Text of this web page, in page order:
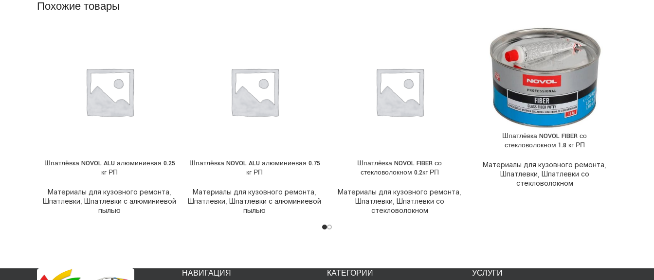
Похожие товары
ПОДРОБНЕЕ
Шпатлёвка NOVOL ALU алюминиевая 0.25
кг РП
Материалы для кузовного ремонта
Шпатлевки Шпатлевки с алюминиевой
пылью
ПОДРОБНЕЕ
Шпатлёвка NOVOL ALU алюминиевая 0.75
кг РП
Материалы для кузовного ремонта
Шпатлевки Шпатлевки с алюминиевой
пылью
ПОДРОБНЕЕШпатлёвка NOVOL FIBER со
стекловолокном 0.2кг РП
Материалы для кузовного ремонта
Шпатлевки Шпатлевки со
стекловолокном
ПОДРОБНЕЕШпатлёвка NOVOL FIBER со
стекловолокном 1.8 кг РП
Материалы для кузовного ремонта
Шпатлевки Шпатлевки со
стекловолокном
НАВИГАЦИЯ КАТЕГОРИИ УСЛУГИ